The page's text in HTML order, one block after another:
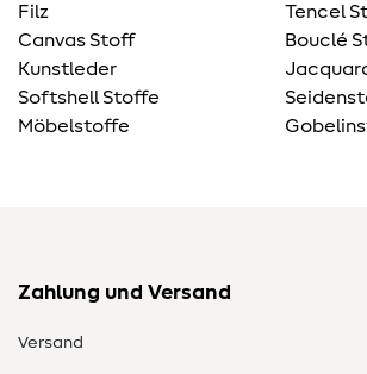
Filz
Canvas Stoff
Kunstleder
Softshell Stoffe
Möbelstoffe
Tencel
Bouclé
Zahlung und Versand
Versand